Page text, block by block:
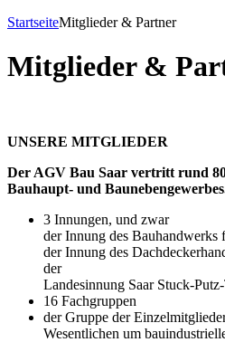
StartseiteMitglieder & Partner
Mitglieder &
UNSERE MITGLIEDER
Der AGV Bau Saar vertritt rund
Bauhaupt- und
3 Innungen, und zwar
der Innung des Bauhandwerks
der Innung des
der
Landesinnung Saar Stuck-
16 Fachgruppen
der Gruppe der
Wesentlichen um